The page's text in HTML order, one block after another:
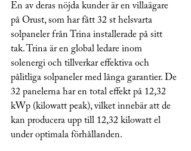
En av deras nöjda kunder är en villaägare
på Orust, som har fått 32 st helsvarta
solpaneler från Trina installerade på sitt
tak. Trina är en global ledare inom
solenergi och tillverkar effektiva och
pålitliga solpaneler med långa garantier. De
32 panelerna har en total effekt på 12,32
kWp (kilowatt peak), vilket innebär att de
kan producera upp till 12,32 kilowatt el
under optimala förhållanden.